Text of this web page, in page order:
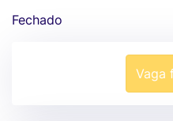
Fechado
Vaga